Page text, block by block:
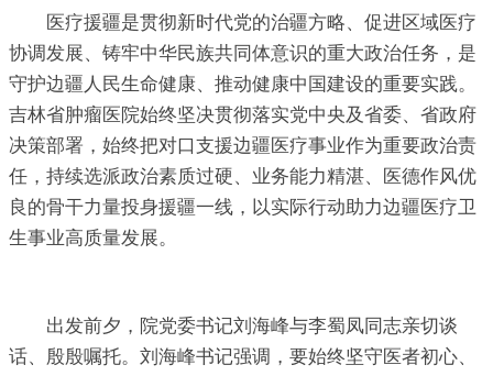
医疗援疆是贯彻新时代党的治疆方略、促进区域医疗
协调发展、铸牢中华民族共同体意识的重大政治任务，是
守护边疆人民生命健康、推动健康中国建设的重要实践。
吉林省肿瘤医院始终坚决贯彻落实党中央及省委、省政府
决策部署，始终把对口支援边疆医疗事业作为重要政治责
任，持续选派政治素质过硬、业务能力精湛、医德作风优
良的骨干力量投身援疆一线，以实际行动助力边疆医疗卫
生事业高质量发展。
出发前夕，院党委书记刘海峰与李蜀凤同志亲切谈
话、殷殷嘱托。刘海峰书记强调，要始终坚守医者初心、